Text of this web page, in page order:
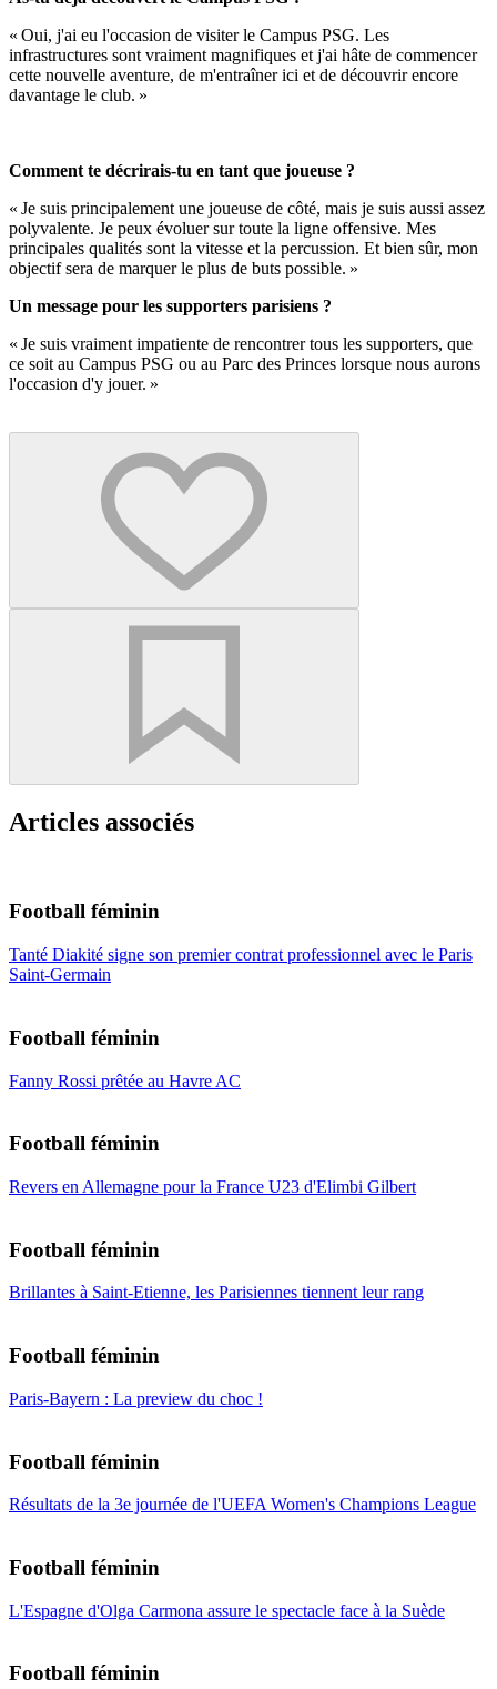
« Oui, j'ai eu l'occasion de visiter le Campus PSG. Les
infrastructures sont vraiment magnifiques et j'ai hâte de commencer
cette nouvelle aventure, de m'entraîner ici et de découvrir encore
davantage le club. »
Comment te décrirais-tu en tant que joueuse ?
« Je suis principalement une joueuse de côté, mais je suis aussi assez
polyvalente. Je peux évoluer sur toute la ligne offensive. Mes
principales qualités sont la vitesse et la percussion. Et bien sûr, mon
objectif sera de marquer le plus de buts possible. »
Un message pour les supporters parisiens ?
« Je suis vraiment impatiente de rencontrer tous les supporters, que
ce soit au Campus PSG ou au Parc des Princes lorsque nous aurons
l'occasion d'y jouer. »
Articles associés
Football féminin
Tanté Diakité signe son premier contrat professionnel avec le Paris
Saint-Germain
Football féminin
Fanny Rossi prêtée au Havre AC
Football féminin
Revers en Allemagne pour la France U23 d'Elimbi Gilbert
Football féminin
Brillantes à Saint-Etienne, les Parisiennes tiennent leur rang
Football féminin
Paris-Bayern : La preview du choc !
Football féminin
Résultats de la 3e journée de l'UEFA Women's Champions League
Football féminin
L'Espagne d'Olga Carmona assure le spectacle face à la Suède
Football féminin